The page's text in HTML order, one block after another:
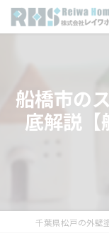
船橋市の
底解説